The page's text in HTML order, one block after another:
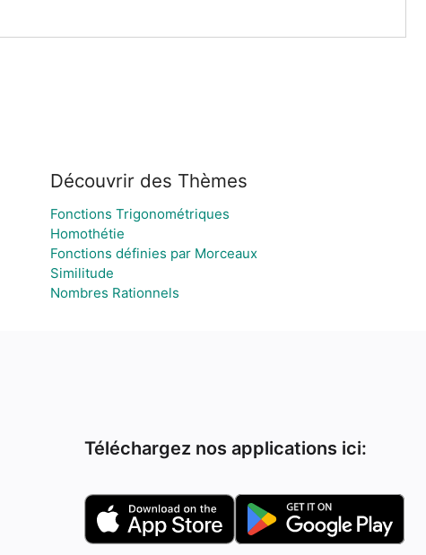
Découvrir des Thèmes
Fonctions Trigonométriques
Homothétie
Fonctions définies par Morceaux
Similitude
Nombres Rationnels
Téléchargez nos applications ici: